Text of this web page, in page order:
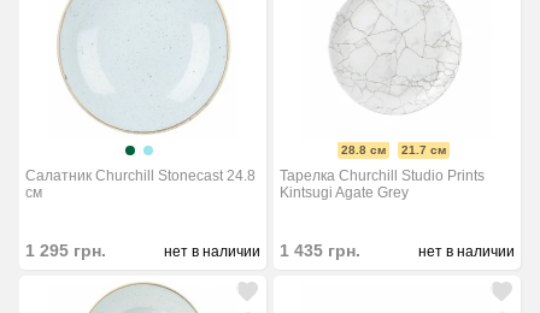
Салатник Churchill Stonecast 24.8
см
1 295 грн. нет в наличии
28.8 см 21.7 см
Тарелка Churchill Studio Prints
Kintsugi Agate Grey
1 435 грн. нет в наличии